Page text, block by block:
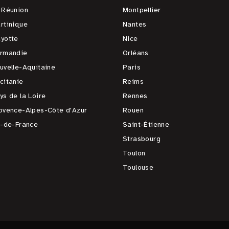
Aquitaine
de la Loire
Alpes-Côte d'Azur
de-France
Montpellier
Nantes
Nice
Orléans
Paris
Reims
Rennes
Rouen
Saint-Étienne
Strasbourg
Toulon
Toulouse